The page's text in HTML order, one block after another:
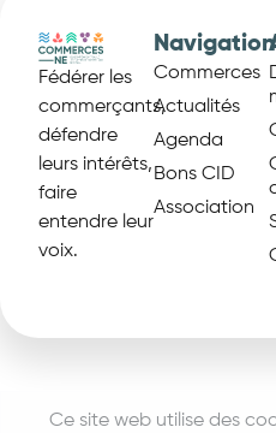
Fédérer les
commerçants,
défendre
leurs intérêts,
faire
entendre leur
voix.
Navigation
Commerces
Actualités
Agenda
Bons CID
Association
Ce site web utilise des